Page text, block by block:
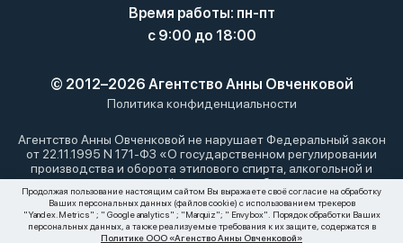
Время работы: пн-пт
с 9:00 до 18:00
Политика конфиденциальности
© 2012–2026 Агентство Анны Овченковой
Агентство Анны Овченковой не нарушает Федеральный закон
от 22.11.1995 N 171-ФЗ «О государственном регулировании
производства и оборота этилового спирта, алкогольной и
спиртосодержащей продукции и об ограничении
потребления (распития) алкогольной продукции»: мы не
осуществляем дистанционную торговлю алкоголем. Все
материалы, размещенные на этом сайте, носят
Продолжая пользование настоящим сайтом Вы выражаете своё согласие на обработку
Ваших персональных данных (файлов cookie) с использованием трекеров
"Yandex.Metrics" ; " Google analytics" ; "Marquiz"; " Envybox". Порядок обработки Ваших
персональных данных, а также реализуемые требования к их защите, содержатся в
Политике ООО «Агенство Анны Овченковой»